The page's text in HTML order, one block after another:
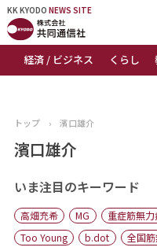
KK KYODO NEWS SITE
経済 / ビジネス くらし
KK KYODONEWS SITE
トップページ
ニュース
おすすめコンテンツ
出版物
トップ › 濱口雄介
濱口雄介
いま注目のキーワード
高畑充希 MG 重症筋無力
Too Young
b.dot 全国